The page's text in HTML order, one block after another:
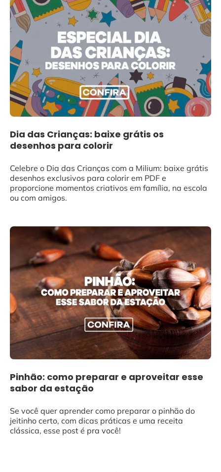
Dia das Crianças: baixe grátis os
desenhos para colorir
Celebre o Dia das Crianças com a Milium: baixe grátis
desenhos exclusivos para colorir em PDF e
proporcione momentos criativos em família, na escola
ou com amigos.
Pinhão: como preparar e aproveitar esse
sabor da estação
Se você quer aprender como preparar o pinhão do
jeitinho certo, com dicas práticas e uma receita
clássica, esse post é pra você!